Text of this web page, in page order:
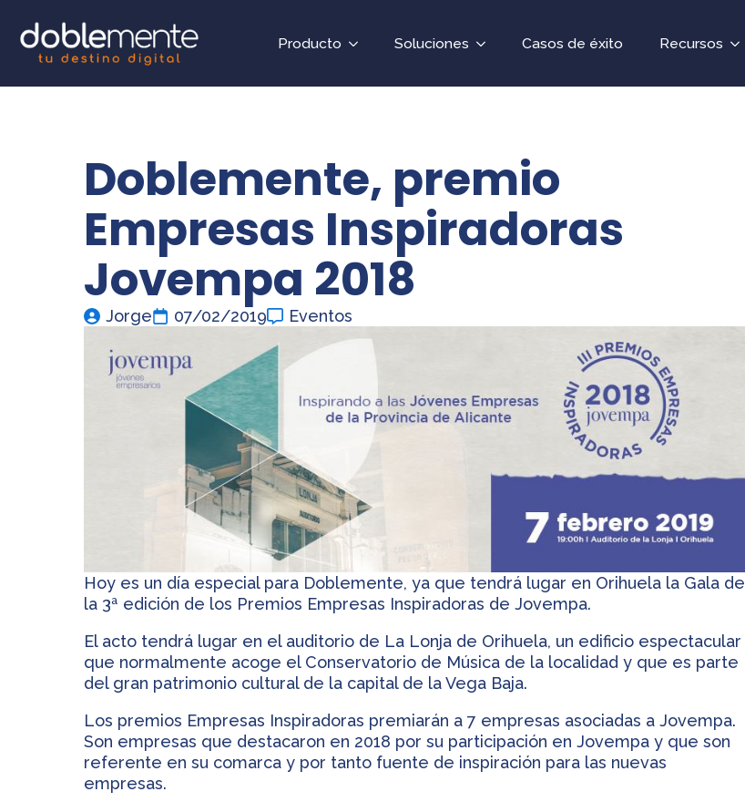
Producto Soluciones Casos de éxito Recursos
Doblemente, premio
Empresas Inspiradoras
Jovempa 2018
Jorge 07/02/2019 Eventos
Hoy es un día especial para Doblemente, ya que tendrá lugar en Orihuela la Gala de
la 3ª edición de los Premios Empresas Inspiradoras de Jovempa.
El acto tendrá lugar en el auditorio de La Lonja de Orihuela, un edificio espectacular
que normalmente acoge el Conservatorio de Música de la localidad y que es parte
del gran patrimonio cultural de la capital de la Vega Baja.
Los premios Empresas Inspiradoras premiarán a 7 empresas asociadas a Jovempa.
Son empresas que destacaron en 2018 por su participación en Jovempa y que son
referente en su comarca y por tanto fuente de inspiración para las nuevas
empresas.